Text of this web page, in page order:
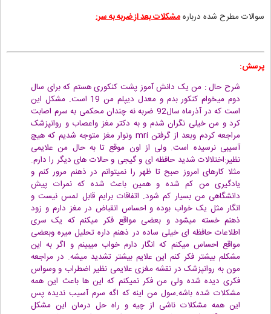
سوالات مطرح شده دربارهمشکلات بعد از ضربه به سر:
پرسش:
شرح حال : من یک دانش آموز پشت کنکوری هستم که برای سال
دوم میخوام کنکور بدم و معدل دیپلم من 19 است. مشکل این
است که در آذرماه سال92 ضربه نه چندان محکمی به سرم اصابت
کرد و من خیلی نگران شدم و به دکتر مغز واعصاب و روانپزشک
مراجعه کردم وبعد از گرفتن mri ونوار مغز متوجه شدیم که هیچ
آسیبی نرسیده است. ولی از اون موقع تا به حال من علایمی
نظیر:اختلالات شدید حافظه ای و گیجی و حالات های دیگر را دارم.
مثلا کارهای امروز صبح تا ظهر را نمیتوانم در ذهنم مرور کنم و
یادگیری من کم شده و همین باعث شده که نمرات پیش
دانشگاهی من بسیار کم شود. اتفاقات برایم قابل لمس نیست و
انگار مثل یک خواب بوده و احساس انقباض در مغز دارم و زود
ذهنم خسته میشود و بعضی مواقع فکر میکنم که یک سری
اطلاعات حافظه ای خیلی ساده در ذهنم داره تحلیل میره وبعضی
مواقع احساس میکنم که انگار دارم خواب میبینم و اگر به این
مشکلم بیشتر فکر کنم این علایم بیشتر تشدید میشه. در مراجعه
مون به روانپزشک در نقشه مغزی علایمی نظیر اضطراب و وسواس
فکری دیده شده ولی من فکر نمیکنم که این ها باعث این همه
مشکلات شده باشه.سول من اینه که اگه سرم آسیب ندیده پس
این همه مشکلات ناشی از چیه و راه حل درمان این مشکل